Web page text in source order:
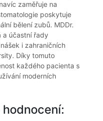
zaměřuje na
poskytuje
bělení zubů. MDDr.
a účastní řady
i zahraničních
Díky tomuto
každého pacienta s
moderních